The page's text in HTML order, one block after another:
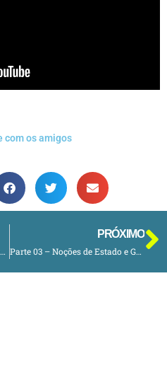
com os amigos
Parte 01 – Direito Público e Privado, e Pessoa Jurídica
PRÓXIMO
Parte 03 – Noções de Estado e Governo